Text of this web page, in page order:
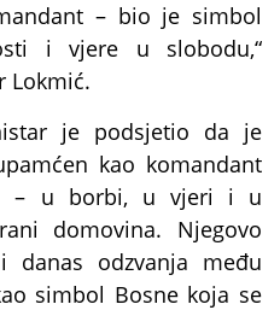
– bio je simbol
i vjere u slobodu,“
Lokmić.
je podsjetio da je
kao komandant
– u borbi, u vjeri i u
domovina. Njegovo
odzvanja među
simbol Bosne koja se